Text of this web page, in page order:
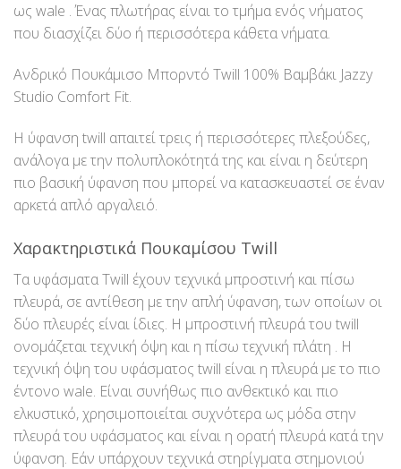
ως wale . Ένας πλωτήρας είναι το τμήμα ενός νήματος
που διασχίζει δύο ή περισσότερα κάθετα νήματα.
Ανδρικό Πουκάμισο Μπορντό Twill 100% Βαμβάκι Jazzy
Studio Comfort Fit.
Η ύφανση twill απαιτεί τρεις ή περισσότερες πλεξούδες,
ανάλογα με την πολυπλοκότητά της και είναι η δεύτερη
πιο βασική ύφανση που μπορεί να κατασκευαστεί σε έναν
αρκετά απλό αργαλειό.
Χαρακτηριστικά Πουκαμίσου Twill
Tα υφάσματα Twill έχουν τεχνικά μπροστινή και πίσω
πλευρά, σε αντίθεση με την απλή ύφανση, των οποίων οι
δύο πλευρές είναι ίδιες. Η μπροστινή πλευρά του twill
ονομάζεται τεχνική όψη και η πίσω τεχνική πλάτη . Η
τεχνική όψη του υφάσματος twill είναι η πλευρά με το πιο
έντονο wale. Είναι συνήθως πιο ανθεκτικό και πιο
ελκυστικό, χρησιμοποιείται συχνότερα ως μόδα στην
πλευρά του υφάσματος και είναι η ορατή πλευρά κατά την
ύφανση. Εάν υπάρχουν τεχνικά στηρίγματα στημονιού